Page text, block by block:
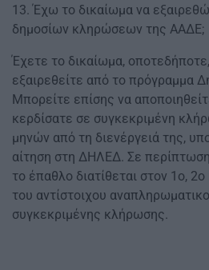
13. Έχω το δικαίωμα να
δημοσίων κληρώσεων της ΑΑΔΕ;
Έχετε το δικαίωμα,
εξαιρεθείτε από το πρόγραμμα
Μπορείτε επίσης να
κερδίσατε σε συγκεκριμένη
μηνών από τη διενέργειά της,
αίτηση στη ΔΗΛΕΔ. Σε
το έπαθλο διατίθεται στον 1ο,
του αντίστοιχου
συγκεκριμένης κλήρωσης.